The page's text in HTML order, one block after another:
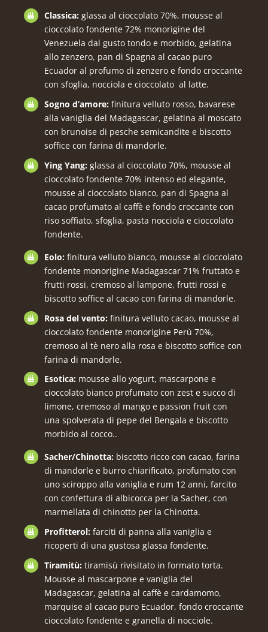
Classica:glassa al cioccolato 70%, mousse al
cioccolato fondente 72% monorigine del
Venezuela dal gusto tondo e morbido, gelatina
allo zenzero, pan di Spagna al cacao puro
Ecuador al profumo di zenzero e fondo croccante
con sfoglia, nocciola e cioccolato al latte.
Sogno d’amore:finitura velluto rosso, bavarese
alla vaniglia del Madagascar, gelatina al moscato
con brunoise di pesche semicandite e biscotto
soffice con farina di mandorle.
Ying Yang:glassa al cioccolato 70%, mousse al
cioccolato fondente 70% intenso ed elegante,
mousse al cioccolato bianco, pan di Spagna al
cacao profumato al caffè e fondo croccante con
riso soffiato, sfoglia, pasta nocciola e cioccolato
fondente.
Eolo:finitura velluto bianco, mousse al cioccolato
fondente monorigine Madagascar 71% fruttato e
frutti rossi, cremoso al lampone, frutti rossi e
biscotto soffice al cacao con farina di mandorle.
Rosa del vento:finitura velluto cacao, mousse al
cioccolato fondente monorigine Perù 70%,
cremoso al tè nero alla rosa e biscotto soffice con
farina di mandorle.
Esotica:mousse allo yogurt, mascarpone e
cioccolato bianco profumato con zest e succo di
limone, cremoso al mango e passion fruit con
una spolverata di pepe del Bengala e biscotto
morbido al cocco..
Sacher/Chinotta:biscotto ricco con cacao, farina
di mandorle e burro chiarificato, profumato con
uno sciroppo alla vaniglia e rum 12 anni, farcito
con confettura di albicocca per la Sacher, con
marmellata di chinotto per la Chinotta.
Profitterol:farciti di panna alla vaniglia e
ricoperti di una gustosa glassa fondente.
Tiramitù:tiramisù rivisitato in formato torta.
Mousse al mascarpone e vaniglia del
Madagascar, gelatina al caffè e cardamomo,
marquise al cacao puro Ecuador, fondo croccante
cioccolato fondente e granella di nocciole.